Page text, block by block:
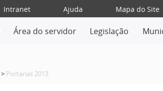
Intranet Ajuda Mapa do Site
Área do servidor Legislação
> Portarias 2013